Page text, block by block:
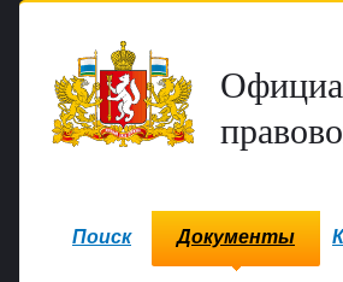
Поиск Документы